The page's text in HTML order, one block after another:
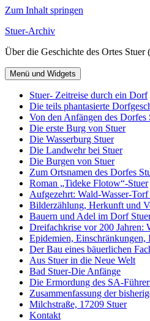
Zum Inhalt springen
Stuer-Archiv
Über die Geschichte des Ortes
Menü und Widgets
Stuer- Zeitreise durch ein Dorf
Die teils phantasierte
Von den Anfängen des Dorfes
Die erste Burg von Stuer
Die Wasserburg Stuer
Die Landwehr bei Stuer
Die Burgen von Stuer
Zum Ortsnamen des Dorfes
Roman „Tideke Flotow“-Stuer
Aufgezehrt: Wald-Wasser-
Bilderzählung, Herkunft und
Bauern und Adel im Dorf
Dreifachkrise vor 200 Jahren:
Epidemien,
Der Bau eines bäuerlichen
Aus Stuer in die Neue Welt
Bad Stuer-Die Anfänge
Die Ermordung des SA-
Zusammenfassung der
Milchstraße, 17209 Stuer
Kontakt